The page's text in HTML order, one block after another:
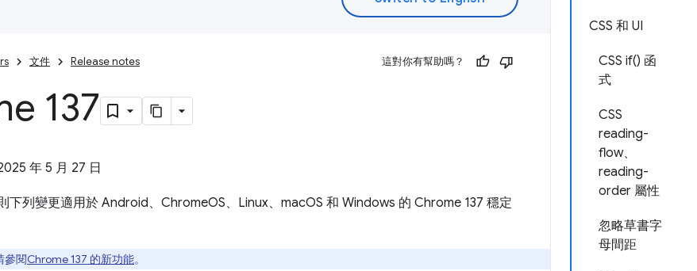
CSS 和 UI
CSS if() 函
式
CSS
reading-
flow、
reading-
order 屬性
忽略草書字
母間距
文件 Release notes 這對你有幫助嗎？
137
年 5 月 27 日
下列變更適用於 Android、ChromeOS、Linux、macOS 和 Windows 的 Chrome 137 穩定
參閱Chrome 137 的新功能。